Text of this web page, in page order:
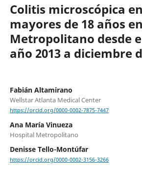
Colitis microscópica
mayores de 18 años
Metropolitano desde
año 2013 a diciembre
Fabián Altamirano
Wellstar Atlanta Medical Center
https://orcid.org/0000-0002-7875-7447
Ana María Vinueza
Hospital Metropolitano
Denisse Tello-Montúfar
https://orcid.org/0000-0002-3156-3266